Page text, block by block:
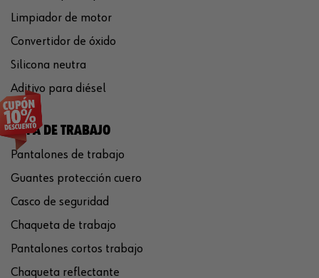
Limpiador de motor
Convertidor de óxido
Silicona neutra
Aditivo para diésel
ROPA DE TRABAJO
Pantalones de trabajo
Guantes protección cuero
Casco de seguridad
Chaqueta de trabajo
Pantalones cortos trabajo
Chaqueta reflectante